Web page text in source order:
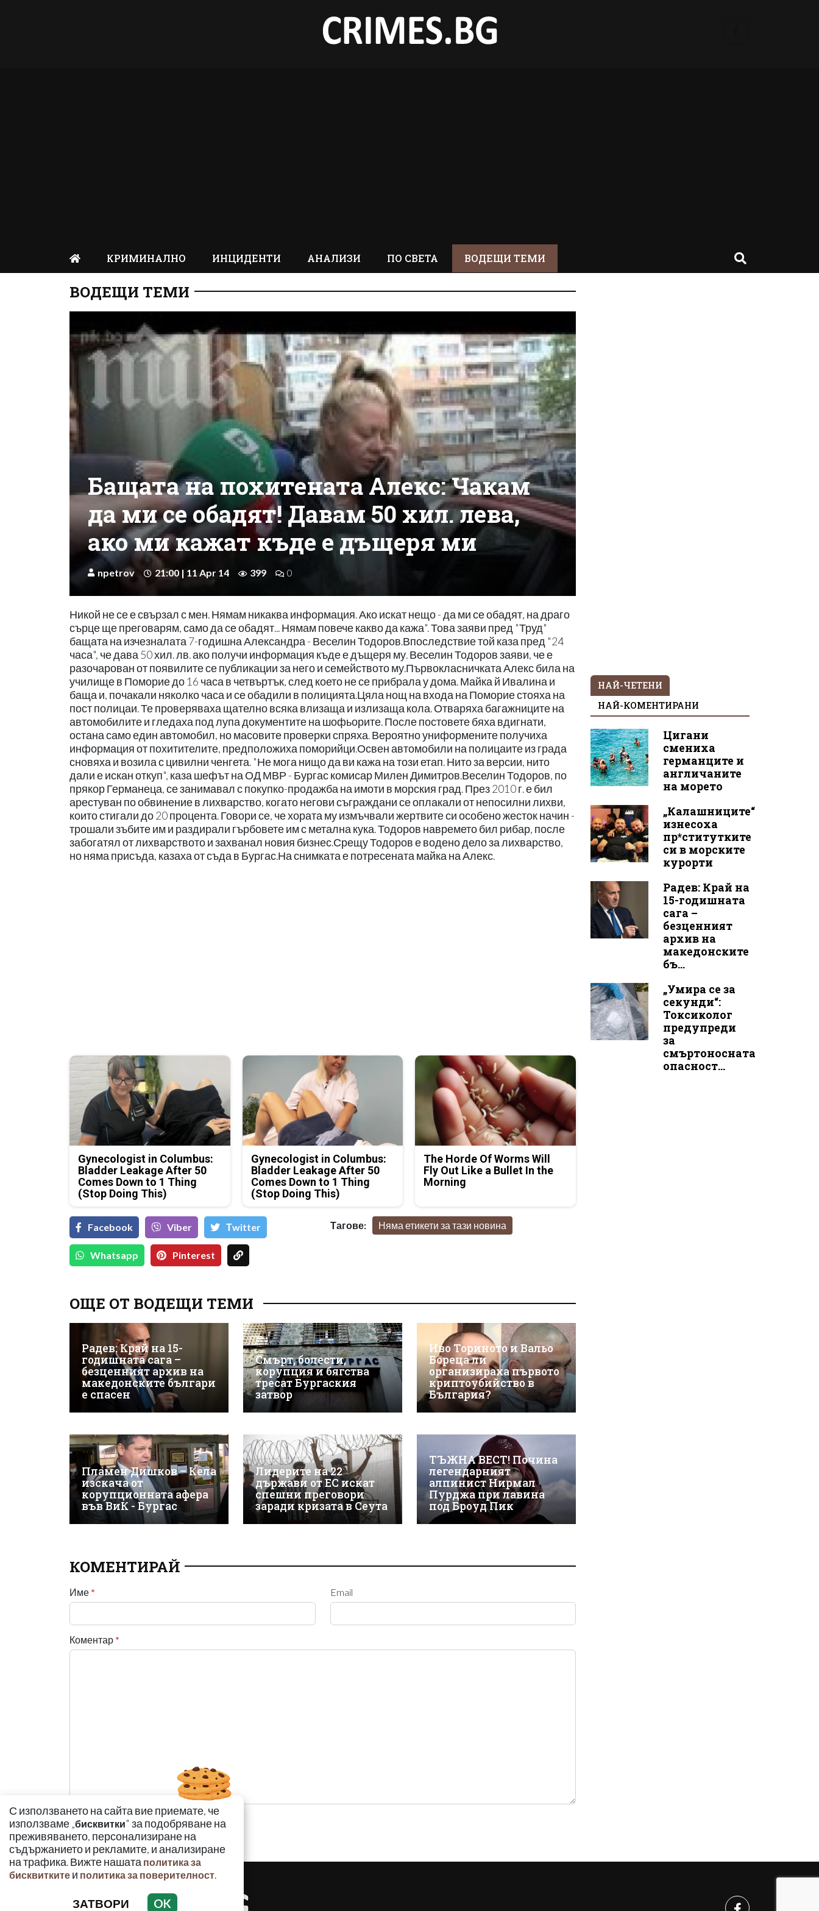
КРИМИНАЛНО ИНЦИДЕНТИ АНАЛИЗИ ПО СВЕТА ВОДЕЩИ ТЕМИ
ВОДЕЩИ ТЕМИ
Бащата на похитената Алекс: Чакам
да ми се обадят! Давам 50 хил. лева,
ако ми кажат къде е дъщеря ми
npetrov 21:00 | 11 Apr 14 399 0
Никой не се е свързал с мен. Нямам никаква информация. Ако искат нещо - да ми се обадят, на драго
сърце ще преговарям, само да се обадят... Нямам повече какво да кажа". Това заяви пред "Труд"
бащата на изчезналата 7-годишна Александра - Веселин Тодоров.Впоследствие той каза пред "24
часа", че дава 50 хил. лв. ако получи информация къде е дъщеря му. Веселин Тодоров заяви, че е
разочарован от появилите се публикации за него и семейството му.Първокласничката Алекс била на
училище в Поморие до 16 часа в четвъртък, след което не се прибрала у дома. Майка й Ивалина и
баща и, почакали няколко часа и се обадили в полицията.Цяла нощ на входа на Поморие стояха на
пост полицаи. Те проверяваха щателно всяка влизаща и излизаща кола. Отваряха багажниците на
автомобилите и гледаха под лупа документите на шофьорите. После постовете бяха вдигнати,
остана само един автомобил, но масовите проверки спряха. Вероятно униформените получиха
информация от похитителите, предположиха поморийци.Освен автомобили на полицаите из града
сновяха и возила с цивилни ченгета. "Не мога нищо да ви кажа на този етап. Нито за версии, нито
дали е искан откуп", каза шефът на ОД МВР - Бургас комисар Милен Димитров.Веселин Тодоров, по
прякор Германеца, се занимавал с покупко-продажба на имоти в морския град. През 2010 г. е бил
арестуван по обвинение в лихварство, когато негови съграждани се оплакали от непосилни лихви,
които стигали до 20 процента. Говори се, че хората му измъчвали жертвите си особено жесток начин -
трошали зъбите им и раздирали гърбовете им с метална кука. Тодоров навремето бил рибар, после
забогатял от лихварството и захванал новия бизнес.Срещу Тодоров е водено дело за лихварство,
но няма присъда, казаха от съда в Бургас.На снимката е потресената майка на Алекс.
Gynecologist in Columbus:
Bladder Leakage After 50
Comes Down to 1 Thing
(Stop Doing This)
Gynecologist in Columbus:
Bladder Leakage After 50
Comes Down to 1 Thing
(Stop Doing This)
The Horde Of Worms Will
Fly Out Like a Bullet In the
Morning
Facebook Viber Тwitter
Whatsapp Pinterest
Тагове: Няма етикети за тази новина
ОЩЕ ОТ ВОДЕЩИ ТЕМИ
Радев: Край на 15-
годишната сага –
безценният архив на
македонските българи
е спасен
Смърт, болести,
корупция и бягства
тресат Бургаския
затвор
Иво Ториното и Вальо
Бореца ли
организираха първото
криптоубийство в
България?
Пламен Дишков – Кела
изскача от
корупционната афера
във ВиК - Бургас
Лидерите на 22
държави от ЕС искат
спешни преговори
заради кризата в Сеута
ТЪЖНА ВЕСТ! Почина
легендарният
алпинист Нирмал
Пурджа при лавина
под Броуд Пик
КОМЕНТИРАЙ
Име * Email
Коментар *
НАЙ-ЧЕТЕНИ
НАЙ-КОМЕНТИРАНИ
Цигани
смениха
германците и
англичаните
на морето
„Калашниците“
изнесоха
пр*ститутките
си в морските
курорти
Радев: Край на
15-годишната
сага –
безценният
архив на
македонските
бъ...
„Умира се за
секунди“:
Токсиколог
предупреди
за
смъртоносната
опасност...
С използването на сайта вие приемате, че
използваме „бисквитки" за подобряване на
преживяването, персонализиране на
съдържанието и рекламите, и анализиране
на трафика. Вижте нашата политика за
бисквитките и политика за поверителност.
ЗАТВОРИ OK